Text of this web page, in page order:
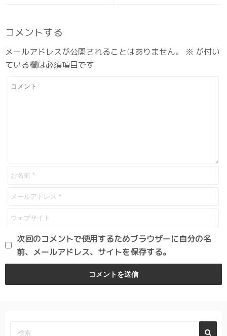
コメントする
メールアドレスが公開されることはありません。 ※ が付い
ている欄は必須項目です
次回のコメントで使用するためブラウザーに自分の名
前、メールアドレス、サイトを保存する。